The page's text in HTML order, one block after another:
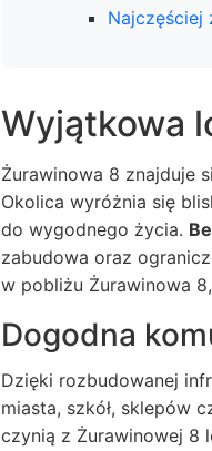
Najczęściej
Wyjątkowa
Żurawinowa 8 znajduje
Okolica wyróżnia się
do wygodnego życia.
zabudowa oraz
w pobliżu Żurawinowa
Dogodna
Dzięki rozbudowanej
miasta, szkół, sklepów
czynią z Żurawinowej 8